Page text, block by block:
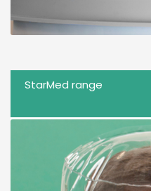
StarMed range